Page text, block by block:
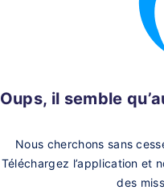
Oups, il semble
Nous cherchons sans
Téléchargez l’application et
des